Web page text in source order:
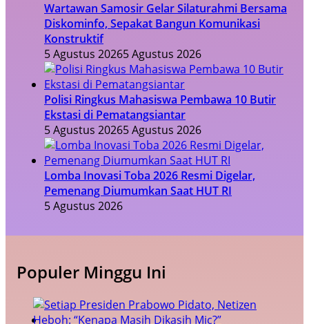
Wartawan Samosir Gelar Silaturahmi Bersama
Diskominfo, Sepakat Bangun Komunikasi
Konstruktif
5 Agustus 20265 Agustus 2026
Polisi Ringkus Mahasiswa Pembawa 10 Butir
Ekstasi di Pematangsiantar
5 Agustus 20265 Agustus 2026
Lomba Inovasi Toba 2026 Resmi Digelar,
Pemenang Diumumkan Saat HUT RI
5 Agustus 2026
Populer Minggu Ini